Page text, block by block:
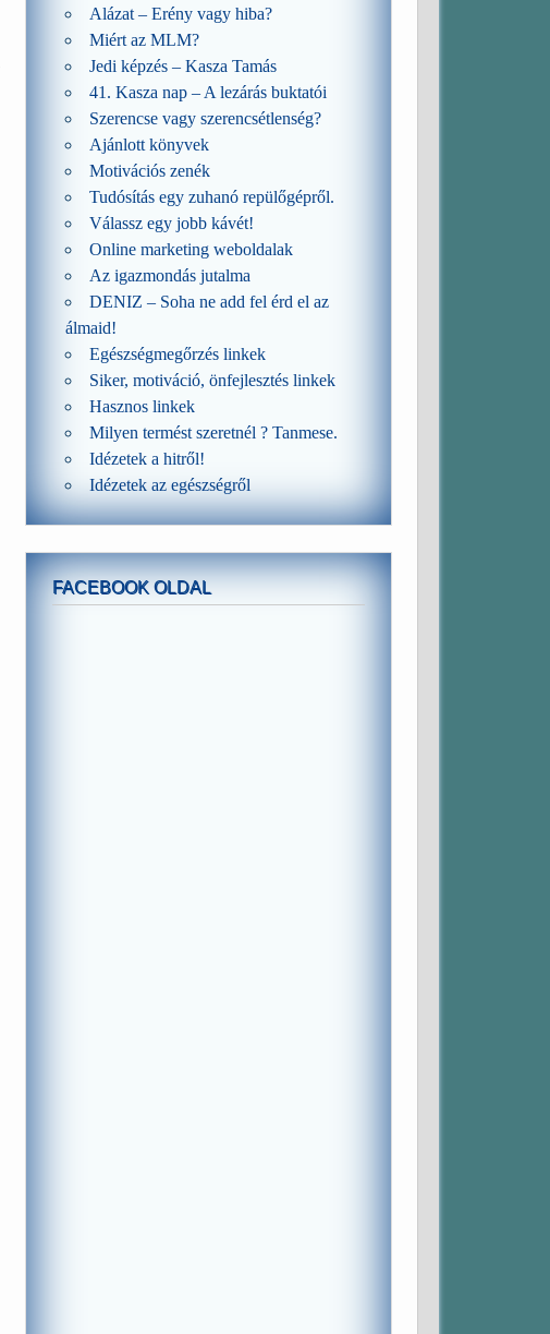
Alázat – Erény vagy hiba?
Miért az MLM?
Jedi képzés – Kasza Tamás
41. Kasza nap – A lezárás buktatói
Szerencse vagy szerencsétlenség?
Ajánlott könyvek
Motivációs zenék
Tudósítás egy zuhanó repülőgépről.
Válassz egy jobb kávét!
Online marketing weboldalak
Az igazmondás jutalma
DENIZ – Soha ne add fel érd el az
álmaid!
Egészségmegőrzés linkek
Siker, motiváció, önfejlesztés linkek
Hasznos linkek
Milyen termést szeretnél ? Tanmese.
Idézetek a hitről!
Idézetek az egészségről
FACEBOOK OLDAL